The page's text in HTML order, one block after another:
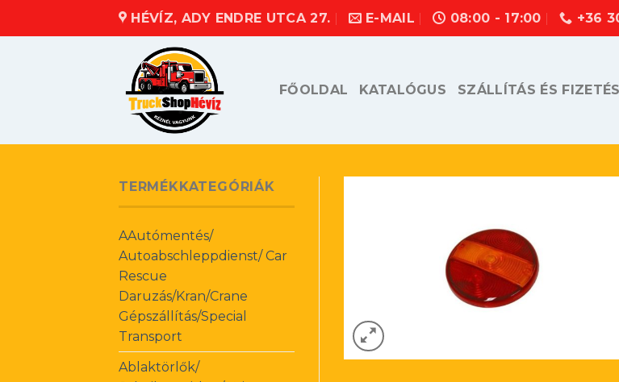
HÉVÍZ, ADY ENDRE UTCA 27. E-MAIL 08:00 - 17:00 +36
FŐOLDAL KATALÓGUS SZÁLLÍTÁS ÉS FIZETÉS
TERMÉKKATEGÓRIÁK
AAutómentés/
Autoabschleppdienst/ Car
Rescue
Daruzás/Kran/Crane
Gépszállítás/Special
Transport
Ablaktörlők/